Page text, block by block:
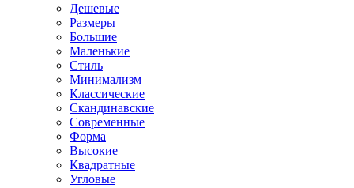
Дешевые
Размеры
Большие
Маленькие
Стиль
Минимализм
Классические
Скандинавские
Современные
Форма
Высокие
Квадратные
Угловые